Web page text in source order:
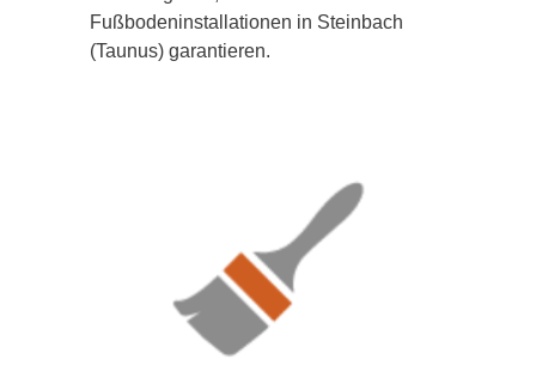
Fußbodeninstallationen in Steinbach
(Taunus) garantieren.